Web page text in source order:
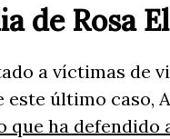
de Rosa
a víctimas de
este último caso,
que ha defendido